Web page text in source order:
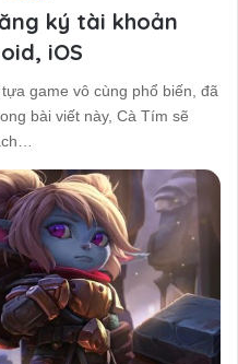
ký tài khoản
iOS
game vô cùng phổ biến, đã
bài viết này, Cà Tím sẽ